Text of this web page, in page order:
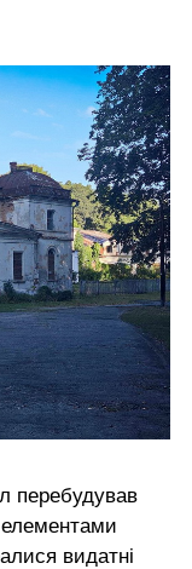
перебудував
видатні